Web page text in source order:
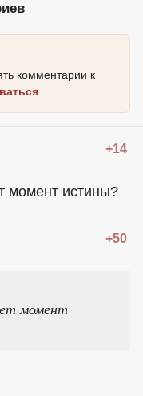
комментарии к
+14
момент истины?
+50
момент